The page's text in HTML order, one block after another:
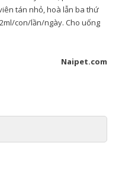
tán nhỏ, hoà lẫn ba thứ
con/lần/ngày. Cho uống
Naipet.com